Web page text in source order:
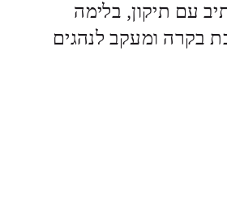
עם תיקון, בלימה
בקרה ומעקב לנהגים